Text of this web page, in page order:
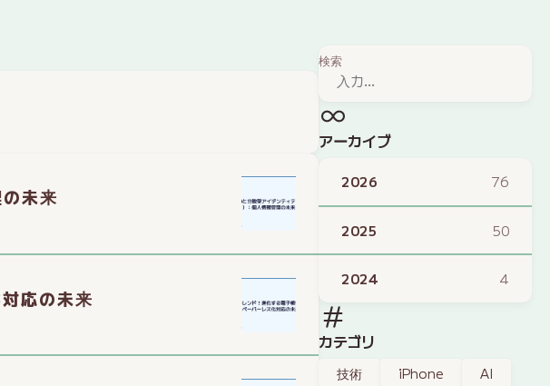
検索
アーカイブ
2026 76
2025 50
2024 4
カテゴリ
技術 iPhone
AI
未来
応の未来